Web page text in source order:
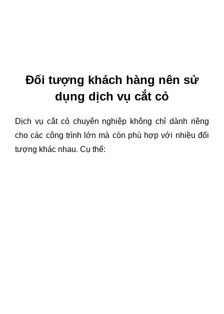
Đối tượng khách hàng nên sử
dụng dịch vụ cắt cỏ
Dịch vụ cắt cỏ chuyên nghiệp không chỉ dành riêng
cho các công trình lớn mà còn phù hợp với nhiều đối
tượng khác nhau. Cụ thể: